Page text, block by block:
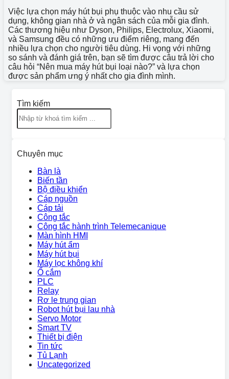
Việc lựa chọn máy hút bụi phụ thuộc vào nhu cầu sử
dụng, không gian nhà ở và ngân sách của mỗi gia đình.
Các thương hiệu như Dyson, Philips, Electrolux, Xiaomi,
và Samsung đều có những ưu điểm riêng, mang đến
nhiều lựa chọn cho người tiêu dùng. Hi vọng với những
so sánh và đánh giá trên, bạn sẽ tìm được câu trả lời cho
câu hỏi “Nên mua máy hút bụi loại nào?” và lựa chọn
được sản phẩm ưng ý nhất cho gia đình mình.
Tìm kiếm
Chuyên mục
Bàn là
Biến tần
Bộ điều khiển
Cáp nguồn
Cáp tải
Công tắc
Công tắc hành trình Telemecanique
Màn hình HMI
Máy hút ẩm
Máy hút bụi
Máy lọc không khí
Ổ cắm
PLC
Relay
Rơ le trung gian
Robot hút bụi lau nhà
Servo Motor
Smart TV
Thiết bị điện
Tin tức
Tủ Lạnh
Uncategorized